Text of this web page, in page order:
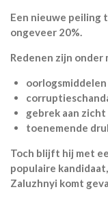
Een nieuwe peiling
ongeveer 20%.
Redenen zijn onder
gebrek aan
toenemende
Toch blijft hij met
populaire
Zaluzhnyi komt